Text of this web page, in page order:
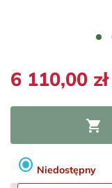
6 110,00 zł

radio_button_checked Niedostępny